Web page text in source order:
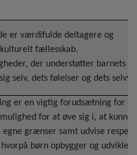
er værdifulde deltagere og
fællesskab.
der understøtter barnets
selv, dets følelser og dets
er en vigtig forudsætning for
for at øve sig i, at kunne
grænser samt udvise
børn opbygger og udvikler